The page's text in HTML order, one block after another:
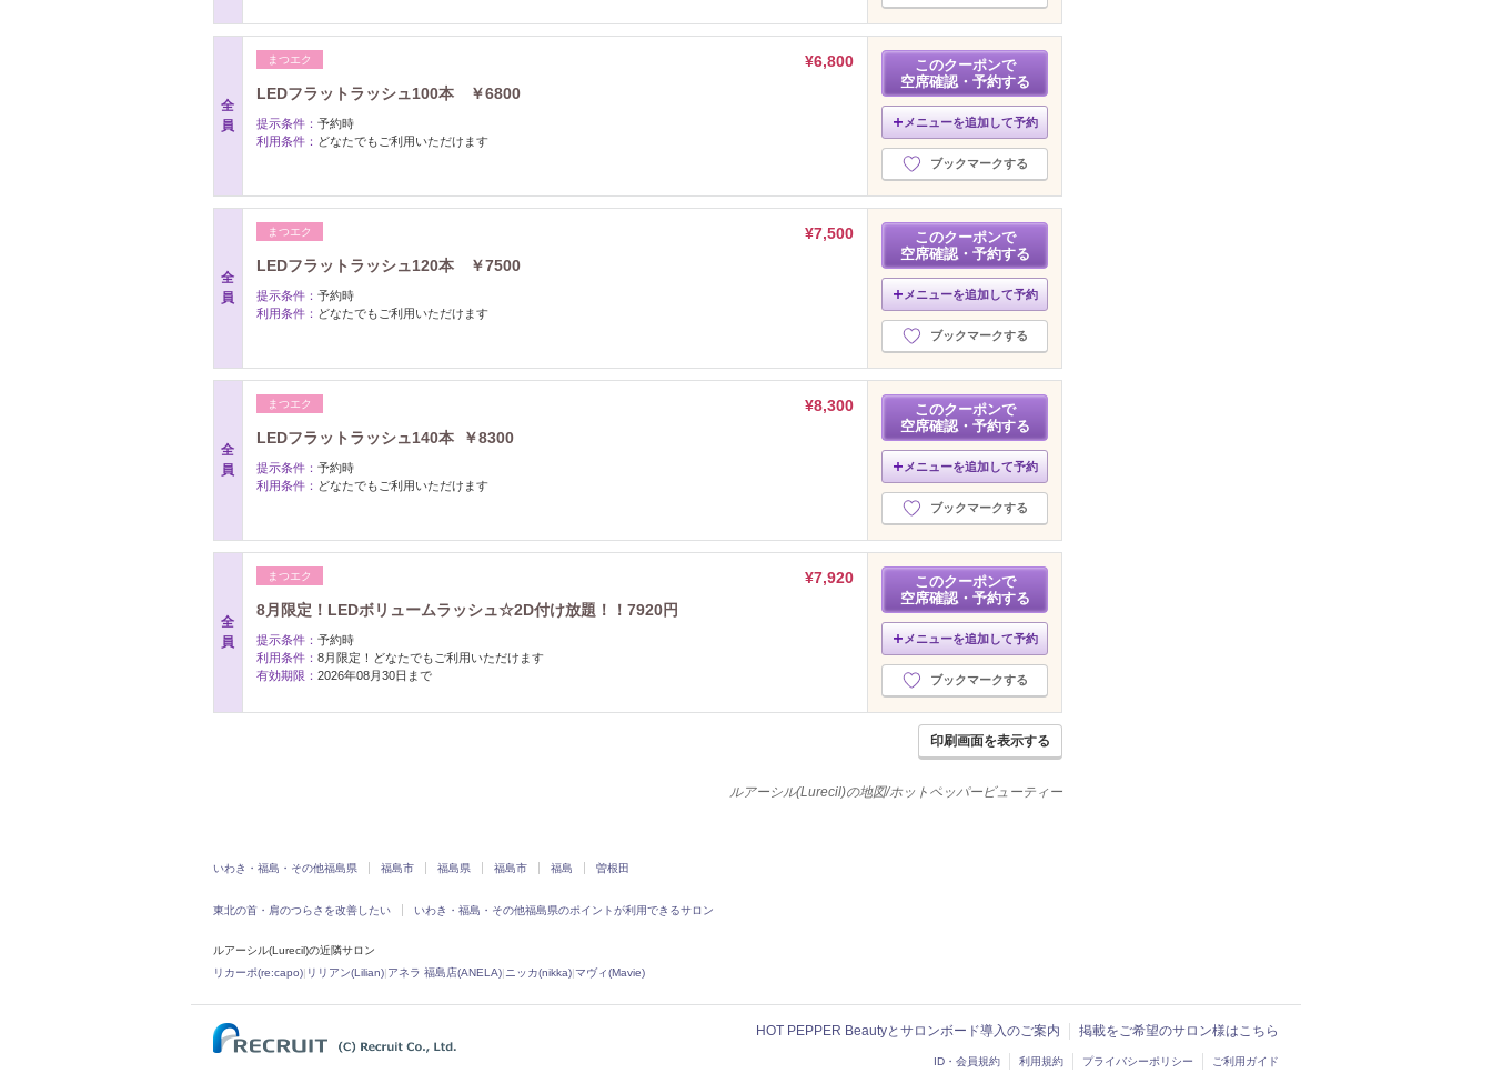
全
員
まつエク
¥6,800
LEDフラットラッシュ100本 ￥6800
提示条件： 予約時
利用条件： どなたでもご利用いただけます
このクーポンで
空席確認・予約する
メニューを追加して予約
ブックマークする
全
員
まつエク
¥7,500
LEDフラットラッシュ120本 ￥7500
提示条件： 予約時
利用条件： どなたでもご利用いただけます
このクーポンで
空席確認・予約する
メニューを追加して予約
ブックマークする
全
員
まつエク
¥8,300
LEDフラットラッシュ140本 ￥8300
提示条件： 予約時
利用条件： どなたでもご利用いただけます
このクーポンで
空席確認・予約する
メニューを追加して予約
ブックマークする
全
員
まつエク
¥7,920
8月限定！LEDボリュームラッシュ☆2D付け放題！！7920円
提示条件： 予約時
利用条件： 8月限定！どなたでもご利用いただけます
有効期限： 2026年08月30日まで
このクーポンで
空席確認・予約する
メニューを追加して予約
ブックマークする
印刷画面を表示する
ルアーシル(Lurecil)の地図/ホットペッパービューティー
いわき・福島・その他福島県 福島市 福島県 福島市 福島 曽根田
東北の首・肩のつらさを改善したい いわき・福島・その他福島県のポイントが利用できるサロン
ルアーシル(Lurecil)の近隣サロン
リカーポ(re:capo)| リリアン(Lilian)|アネラ 福島店(ANELA)| ニッカ(nikka)|マヴィ(Mavie)
HOT PEPPER Beautyとサロンボード導入のご案内 掲載をご希望のサロン様はこちら
ID・会員規約 利用規約 プライバシーポリシー ご利用ガイド